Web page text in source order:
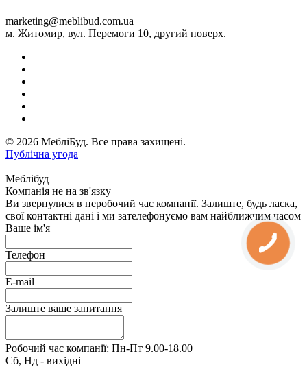
marketing@meblibud.com.ua
м. Житомир, вул. Перемоги 10, другий поверх.
© 2026 МебліБуд. Все права захищені.
Публічна угода
Меблібуд
Компанія не на зв'язку
Ви звернулися в неробочий час компанії. Залиште, будь ласка,
свої контактні дані і ми зателефонуємо вам найближчим часом
Ваше ім'я
Телефон
E-mail
Залиште ваше запитання
Робочий час компанії: Пн-Пт 9.00-18.00
Сб, Нд - вихідні